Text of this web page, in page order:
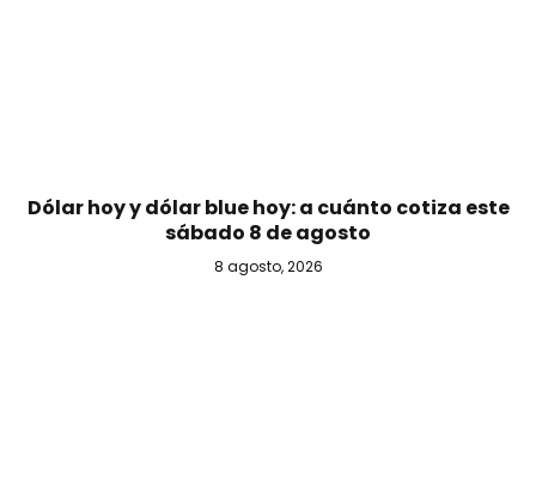
Dólar hoy y dólar blue hoy: a cuánto cotiza este
sábado 8 de agosto
8 agosto, 2026